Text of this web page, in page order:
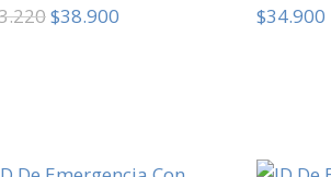
El
$38.900 $34.900